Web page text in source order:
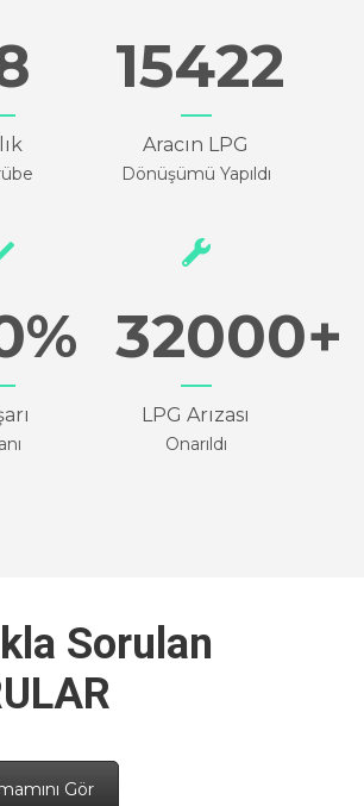
15422
Aracın LPG
Dönüşümü Yapıldı
32000
LPG Arızası
Onarıldı
Sorulan
Gör